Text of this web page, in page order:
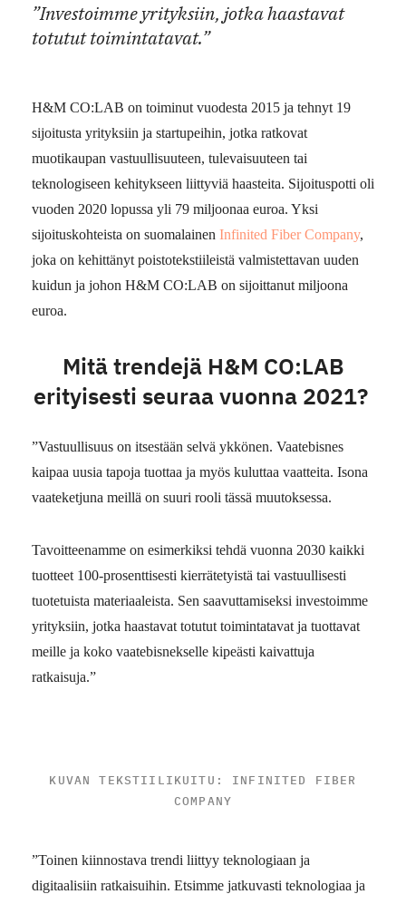
”Investoimme yrityksiin, jotka haastavat
totutut toimintatavat.”
H&M CO:LAB on toiminut vuodesta 2015 ja tehnyt 19
sijoitusta yrityksiin ja startupeihin, jotka ratkovat
muotikaupan vastuullisuuteen, tulevaisuuteen tai
teknologiseen kehitykseen liittyviä haasteita. Sijoituspotti oli
vuoden 2020 lopussa yli 79 miljoonaa euroa. Yksi
sijoituskohteista on suomalainen Infinited Fiber Company,
joka on kehittänyt poistotekstiileistä valmistettavan uuden
kuidun ja johon H&M CO:LAB on sijoittanut miljoona
euroa.
Mitä trendejä H&M CO:LAB
erityisesti seuraa vuonna 2021?
”Vastuullisuus on itsestään selvä ykkönen. Vaatebisnes
kaipaa uusia tapoja tuottaa ja myös kuluttaa vaatteita. Isona
vaateketjuna meillä on suuri rooli tässä muutoksessa.
Tavoitteenamme on esimerkiksi tehdä vuonna 2030 kaikki
tuotteet 100-prosenttisesti kierrätetyistä tai vastuullisesti
tuotetuista materiaaleista. Sen saavuttamiseksi investoimme
yrityksiin, jotka haastavat totutut toimintatavat ja tuottavat
meille ja koko vaatebisnekselle kipeästi kaivattuja
ratkaisuja.”
KUVAN TEKSTIILIKUITU: INFINITED FIBER
COMPANY
”Toinen kiinnostava trendi liittyy teknologiaan ja
digitaalisiin ratkaisuihin. Etsimme jatkuvasti teknologiaa ja